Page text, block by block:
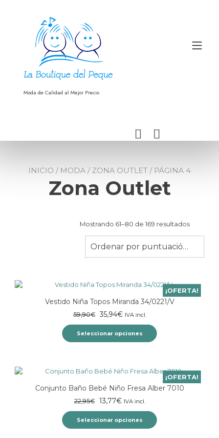
Moda de Calidad al Mejor Precio
INICIO / MODA / ZONA OUTLET / PÁGINA 4
Zona Outlet
Mostrando 61–80 de 169 resultados
Ordenar por puntuación media
¡OFERTA!
Vestido Niña Topos Miranda 34/0221/V
59,90€ El
precio
original
era:
35,94€El
precio
actual
es:
IVA incl.
Seleccionar opciones
tiene
variantes.
Las
opciones
se
pueden
¡OFERTA!
Conjunto Baño Bebé Niño Fresa Alber 7010
22,95€
El
precio
original
era:
13,77€El
precio
actual
es:
IVA incl.
Seleccionar opciones